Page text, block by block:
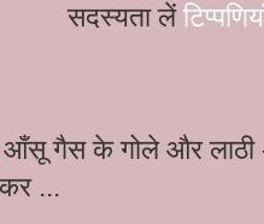
सदस्यता लें
गैस के गोले और लाठी
...